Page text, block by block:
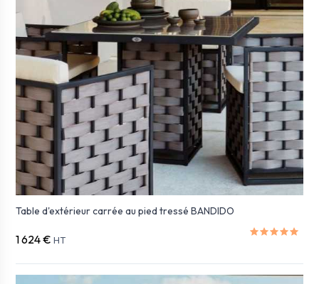
Table d'extérieur carrée au pied tressé BANDIDO
1 624 € HT